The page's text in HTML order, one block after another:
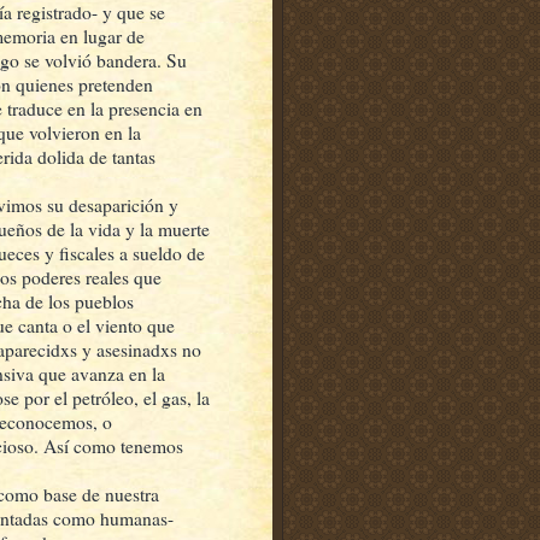
registrado- y que se
en lugar de
se volvió bandera. Su
quienes pretenden
en la presencia en
volvieron en la
dolida de tantas
su desaparición y
de la vida y la muerte
y fiscales a sueldo de
poderes reales que
de los pueblos
canta o el viento que
y asesinadxs no
que avanza en la
por el petróleo, el gas, la
o
Así como tenemos
base de nuestra
como humanas-